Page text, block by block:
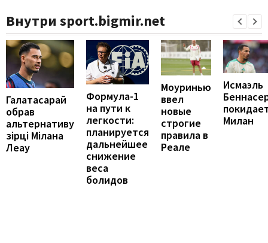
Внутри sport.bigmir.net
Галатасарай
обрав
альтернативу
зірці Мілана
Леау
Формула-1
на пути к
легкости:
планируется
дальнейшее
снижение
веса
болидов
Моуринью
ввел
новые
строгие
правила в
Реале
Исмаэль
Милан